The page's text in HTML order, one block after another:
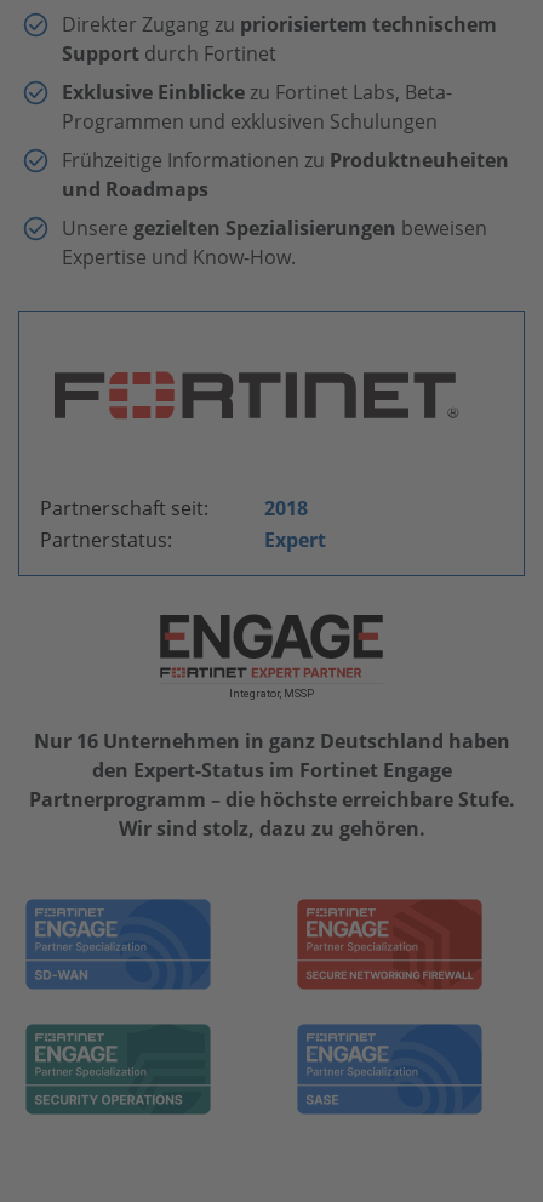
Direkter Zugang zu priorisiertem technischem
Support durch Fortinet
Exklusive Einblickezu Fortinet Labs, Beta-
Programmen und exklusiven Schulungen
Frühzeitige Informationen zu Produktneuheiten
und Roadmaps
Unsere gezielten Spezialisierungen beweisen
Expertise und Know-How.
Partnerschaft seit:
2018
Partnerstatus:
Expert
Nur 16 Unternehmen in ganz Deutschland haben
den Expert-Status im Fortinet Engage
Partnerprogramm – die höchste erreichbare Stufe.
Wir sind stolz, dazu zu gehören.